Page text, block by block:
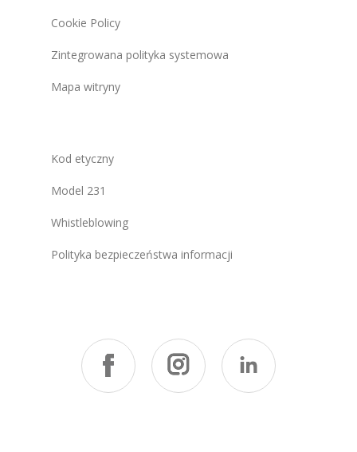
Cookie Policy
Zintegrowana polityka systemowa
Mapa witryny
Kod etyczny
Model 231
Whistleblowing
Polityka bezpieczeństwa informacji